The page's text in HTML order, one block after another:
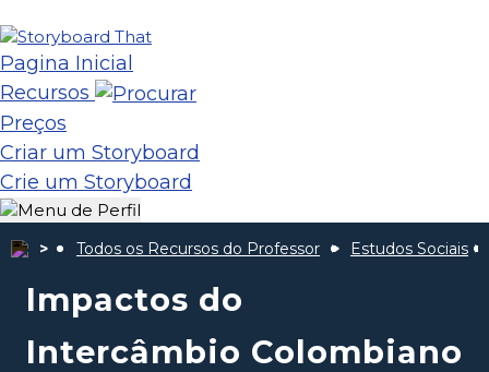
Pagina Inicial
Recursos
Preços
Criar um Storyboard
Crie um Storyboard
Todos os Recursos do Professor Estudos Sociais
Impactos do
Intercâmbio Colombiano